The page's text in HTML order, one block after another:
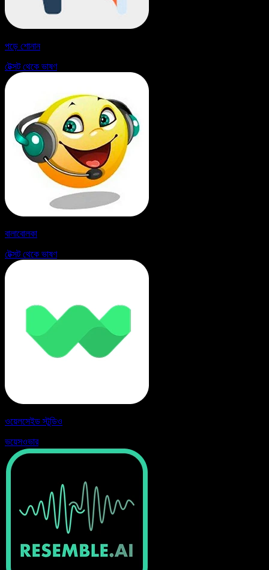
পড়ে শোনান
টেক্সট থেকে ভাষণ
বালাবোলকা
টেক্সট থেকে ভাষণ
ওয়েলসেইড স্টুডিও
ভয়েসওভার